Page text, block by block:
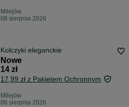
Milejów
08 sierpnia 2026
Kolczyki eleganckie
Nowe
14 zł
17,99 zł z Pakietem Ochronnym
Milejów
08 sierpnia 2026